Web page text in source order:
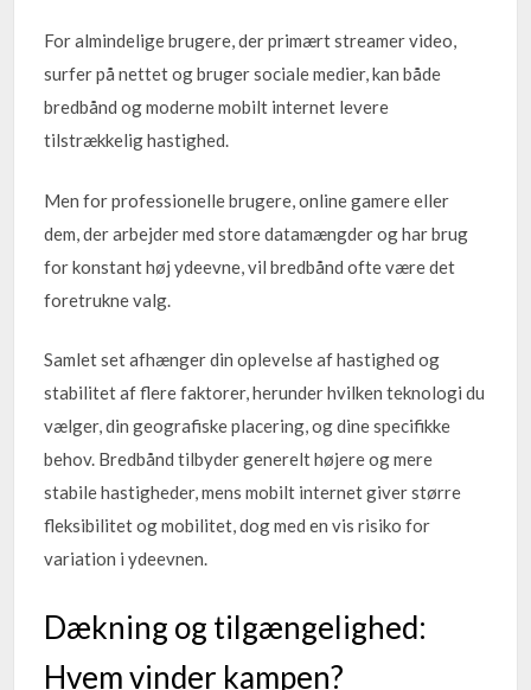
For almindelige brugere, der primært streamer video,
surfer på nettet og bruger sociale medier, kan både
bredbånd og moderne mobilt internet levere
tilstrækkelig hastighed.
Men for professionelle brugere, online gamere eller
dem, der arbejder med store datamængder og har brug
for konstant høj ydeevne, vil bredbånd ofte være det
foretrukne valg.
Samlet set afhænger din oplevelse af hastighed og
stabilitet af flere faktorer, herunder hvilken teknologi du
vælger, din geografiske placering, og dine specifikke
behov. Bredbånd tilbyder generelt højere og mere
stabile hastigheder, mens mobilt internet giver større
fleksibilitet og mobilitet, dog med en vis risiko for
variation i ydeevnen.
Dækning og tilgængelighed:
Hvem vinder kampen?